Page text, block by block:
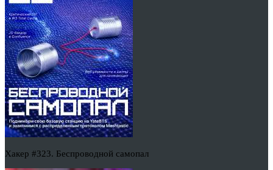
Хакер #323. Беспроводной самопал